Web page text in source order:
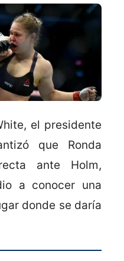
el presidente
que Ronda
ante Holm,
a conocer una
donde se daría